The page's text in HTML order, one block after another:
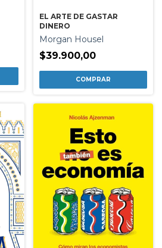
EL ARTE DE GASTAR
DINERO
Morgan Housel
$39.900,00